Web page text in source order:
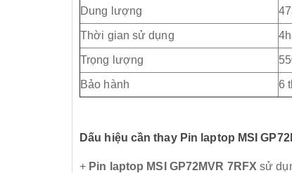
Dung lượng
Thời gian sử dụng
Trọng lượng
Bảo hành 6
​Dấu hiệu cần thay Pin laptop MSI
+ Pin laptop MSI GP72MVR 7RFX sử